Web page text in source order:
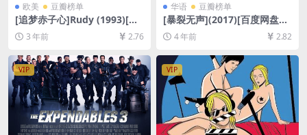
欧美 豆瓣榜单
[追梦赤子心]Rudy (1993)[百
度网盘+夸克网盘1080P超清
未删减资源][网盘在线播放/下
载][MP4/7.1GB][中英字幕]
3 年前 2.76
华语 豆瓣榜单
[暴裂无声](2017)[百度网盘
+迅雷云盘资源1080P超清未
删减][MP4/7.5GB][中文字幕]
4 年前 2.82
VIP VIP